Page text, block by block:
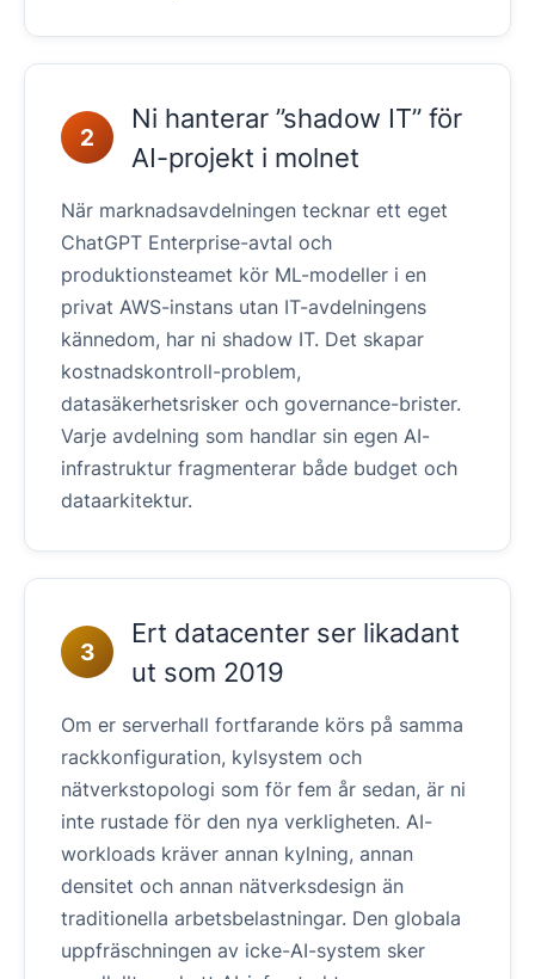
2
Ni hanterar ”shadow IT” för
AI-projekt i molnet
När marknadsavdelningen tecknar ett eget
ChatGPT Enterprise-avtal och
produktionsteamet kör ML-modeller i en
privat AWS-instans utan IT-avdelningens
kännedom, har ni shadow IT. Det skapar
kostnadskontroll-problem,
datasäkerhetsrisker och governance-brister.
Varje avdelning som handlar sin egen AI-
infrastruktur fragmenterar både budget och
dataarkitektur.
3
Ert datacenter ser likadant
ut som 2019
Om er serverhall fortfarande körs på samma
rackkonfiguration, kylsystem och
nätverkstopologi som för fem år sedan, är ni
inte rustade för den nya verkligheten. AI-
workloads kräver annan kylning, annan
densitet och annan nätverksdesign än
traditionella arbetsbelastningar. Den globala
uppfräschningen av icke-AI-system sker